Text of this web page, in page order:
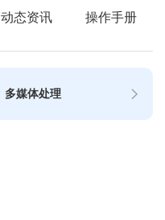
动态资讯 操作手册
多媒体处理